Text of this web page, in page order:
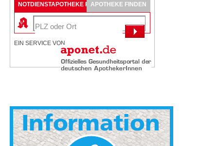
NOTDIENSTAPOTHEKE FINDENAPOTHEKE FINDEN
EIN SERVICE VON